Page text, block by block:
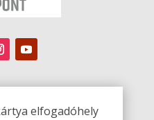
elfogadóhely